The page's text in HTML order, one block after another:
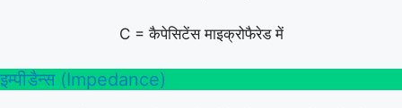
C = कैपेसिटेंस माइक्रोफैरेड में
इम्पीडैन्स (Impedance)